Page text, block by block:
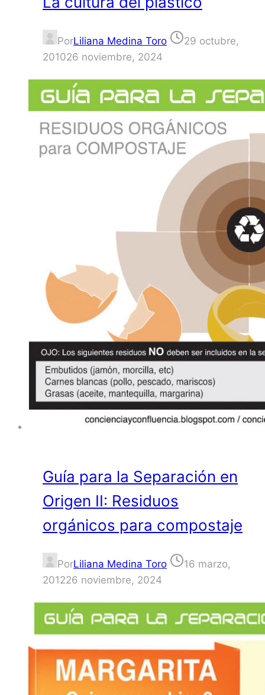
PorLiliana Medina Toro
29 octubre,
201026 noviembre, 2024
Guía para la Separación en
Origen II: Residuos
orgánicos para compostaje
PorLiliana Medina Toro
16 marzo,
201226 noviembre, 2024